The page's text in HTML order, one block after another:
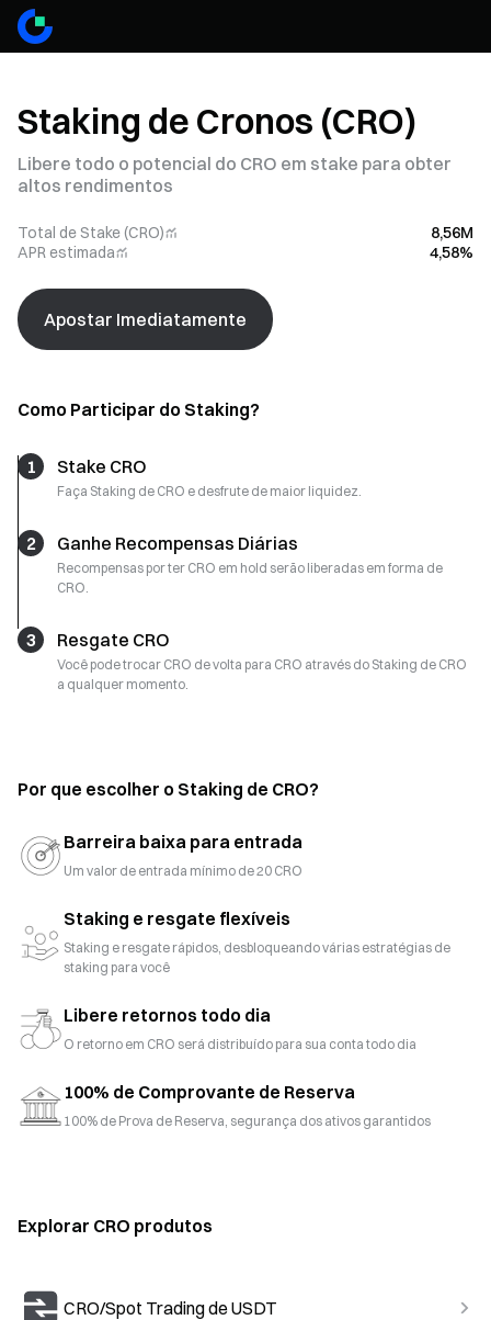
Staking de Cronos (CRO)
Libere todo o potencial do CRO em stake para obter
altos rendimentos
Total de Stake (CRO)
8,56M
APR estimada
4,58%
Apostar Imediatamente
Como Participar do Staking?
1 Stake CRO
Faça Staking de CRO e desfrute de maior liquidez.
2 Ganhe Recompensas Diárias
Recompensas por ter CRO em hold serão liberadas em forma de
CRO.
3 Resgate CRO
Você pode trocar CRO de volta para CRO através do Staking de CRO
a qualquer momento.
Por que escolher o Staking de CRO?
Barreira baixa para entrada
Um valor de entrada mínimo de 20 CRO
Staking e resgate flexíveis
Staking e resgate rápidos, desbloqueando várias estratégias de
staking para você
Libere retornos todo dia
O retorno em CRO será distribuído para sua conta todo dia
100% de Comprovante de Reserva
100% de Prova de Reserva, segurança dos ativos garantidos
Explorar CRO produtos
CRO/Spot Trading de USDT